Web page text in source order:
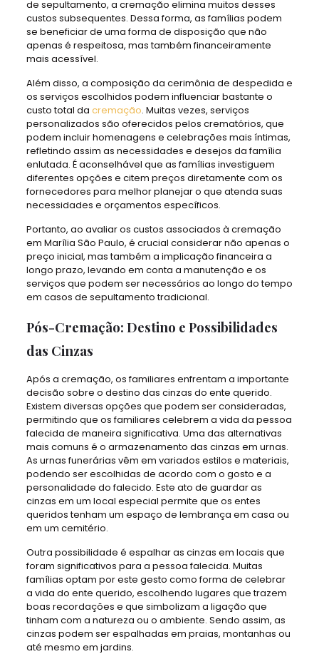
de sepultamento, a cremação elimina muitos desses
custos subsequentes. Dessa forma, as famílias podem
se beneficiar de uma forma de disposição que não
apenas é respeitosa, mas também financeiramente
mais acessível.
Além disso, a composição da cerimônia de despedida e
os serviços escolhidos podem influenciar bastante o
custo total da cremação. Muitas vezes, serviços
personalizados são oferecidos pelos crematórios, que
podem incluir homenagens e celebrações mais íntimas,
refletindo assim as necessidades e desejos da família
enlutada. É aconselhável que as famílias investiguem
diferentes opções e citem preços diretamente com os
fornecedores para melhor planejar o que atenda suas
necessidades e orçamentos específicos.
Portanto, ao avaliar os custos associados à cremação
em Marília São Paulo, é crucial considerar não apenas o
preço inicial, mas também a implicação financeira a
longo prazo, levando em conta a manutenção e os
serviços que podem ser necessários ao longo do tempo
em casos de sepultamento tradicional.
Pós-Cremação: Destino e Possibilidades
das Cinzas
Após a cremação, os familiares enfrentam a importante
decisão sobre o destino das cinzas do ente querido.
Existem diversas opções que podem ser consideradas,
permitindo que os familiares celebrem a vida da pessoa
falecida de maneira significativa. Uma das alternativas
mais comuns é o armazenamento das cinzas em urnas.
As urnas funerárias vêm em variados estilos e materiais,
podendo ser escolhidas de acordo com o gosto e a
personalidade do falecido. Este ato de guardar as
cinzas em um local especial permite que os entes
queridos tenham um espaço de lembrança em casa ou
em um cemitério.
Outra possibilidade é espalhar as cinzas em locais que
foram significativos para a pessoa falecida. Muitas
famílias optam por este gesto como forma de celebrar
a vida do ente querido, escolhendo lugares que trazem
boas recordações e que simbolizam a ligação que
tinham com a natureza ou o ambiente. Sendo assim, as
cinzas podem ser espalhadas em praias, montanhas ou
até mesmo em jardins.